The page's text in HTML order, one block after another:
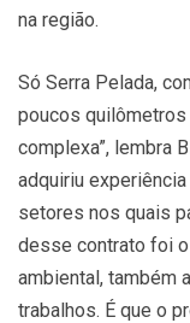
na região.
Só Serra Pelada,
poucos quilômetros
complexa”, lembra
adquiriu
setores nos quais
desse contrato foi
ambiental, também
trabalhos. É que o